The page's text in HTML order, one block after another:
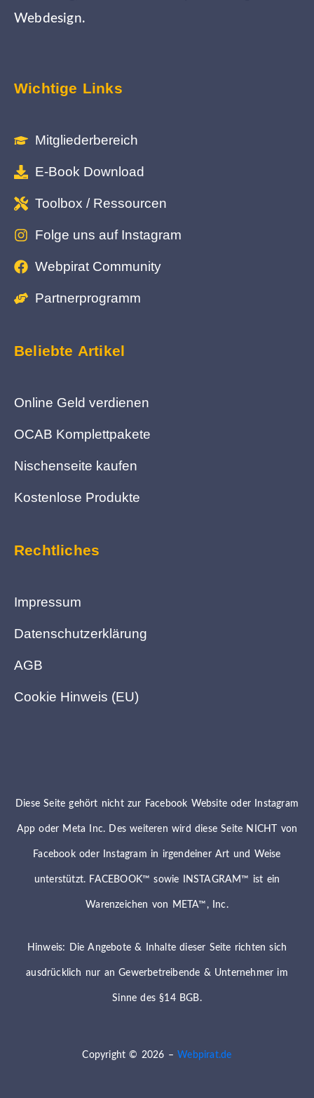
Webdesign.
Wichtige Links
Mitgliederbereich
E-Book Download
Toolbox / Ressourcen
Folge uns auf Instagram
Webpirat Community
Partnerprogramm
Beliebte Artikel
Online Geld verdienen
OCAB Komplettpakete
Nischenseite kaufen
Kostenlose Produkte
Rechtliches
Impressum
Datenschutzerklärung
AGB
Cookie Hinweis (EU)
Diese Seite gehört nicht zur Facebook Website oder Instagram
App oder Meta Inc. Des weiteren wird diese Seite NICHT von
Facebook oder Instagram in irgendeiner Art und Weise
unterstützt. FACEBOOK™ sowie INSTAGRAM™ ist ein
Warenzeichen von META™, Inc.
Hinweis: Die Angebote & Inhalte dieser Seite richten sich
ausdrücklich nur an Gewerbetreibende & Unternehmer im
Sinne des §14 BGB.
Copyright © 2026 –Webpirat.de